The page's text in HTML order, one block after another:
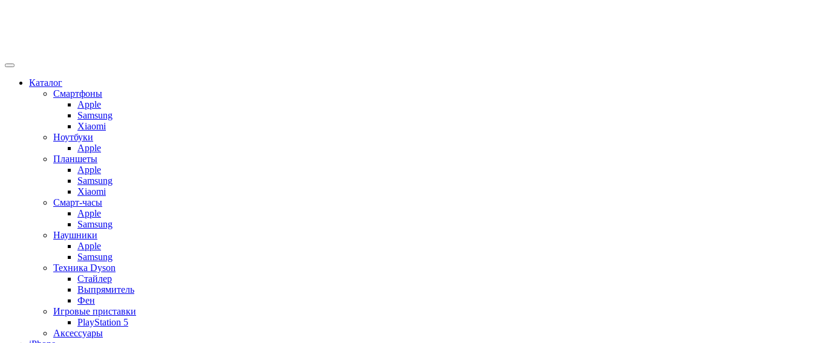
Каталог
Смартфоны
Apple
Samsung
Xiaomi
Ноутбуки
Apple
Планшеты
Apple
Samsung
Xiaomi
Смарт-часы
Apple
Samsung
Наушники
Apple
Samsung
Техника Dyson
Стайлер
Выпрямитель
Фен
Игровые приставки
PlayStation 5
Аксессуары